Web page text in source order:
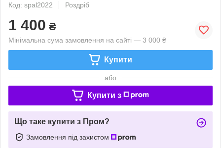
Код: spal2022
Роздріб
1 400 ₴
Мінімальна сума замовлення на сайті — 3 000 ₴
Купити
або
Купити з
Що таке купити з Пром?
Замовлення під захистом